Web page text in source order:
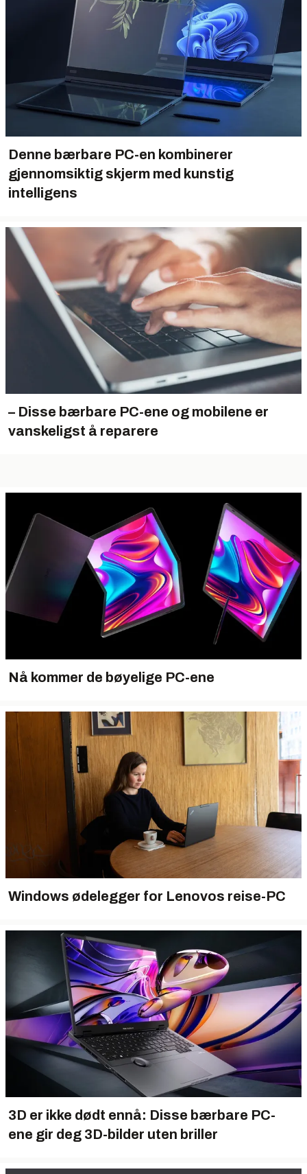
Denne bærbare PC-en kombinerer
gjennomsiktig skjerm med kunstig
intelligens
– Disse bærbare PC-ene og mobilene er
vanskeligst å reparere
Nå kommer de bøyelige PC-ene
Windows ødelegger for Lenovos reise-PC
3D er ikke dødt ennå: Disse bærbare PC-
ene gir deg 3D-bilder uten briller